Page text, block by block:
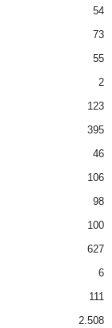
54
73
55
2
123
395
46
106
98
100
627
6
111
2.508